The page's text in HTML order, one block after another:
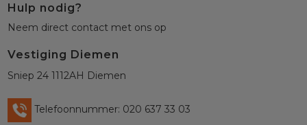
Hulp nodig?
Neem direct contact met ons op
Vestiging Diemen
Sniep 24 1112AH Diemen
Telefoonnummer: 020 637 33 03